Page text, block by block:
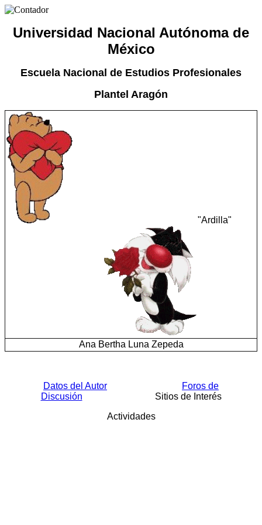
Universidad Nacional Autónoma de
México
Escuela Nacional de Estudios Profesionales
Plantel Aragón
"Ardilla"
Ana Bertha Luna Zepeda
Datos del Autor
Foros de
Discusión Sitios de Interés
Actividades